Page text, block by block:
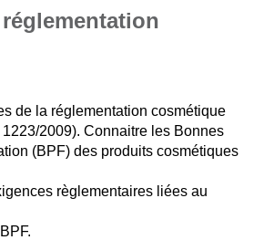
de la réglementation cosmétique
2009). Connaitre les Bonnes
(BPF) des produits cosmétiques
règlementaires liées au